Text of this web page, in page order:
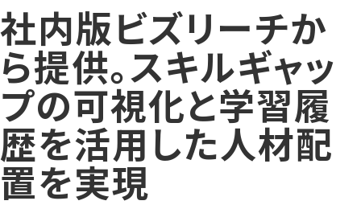
社内版ビズリーチか
ら提供。スキルギャッ
プの可視化と学習履
歴を活用した人材配
置を実現